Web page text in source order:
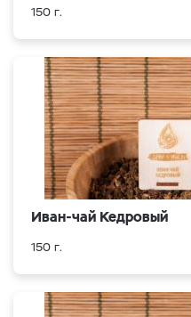
150 г.
Иван-чай Кедровый
150 г.